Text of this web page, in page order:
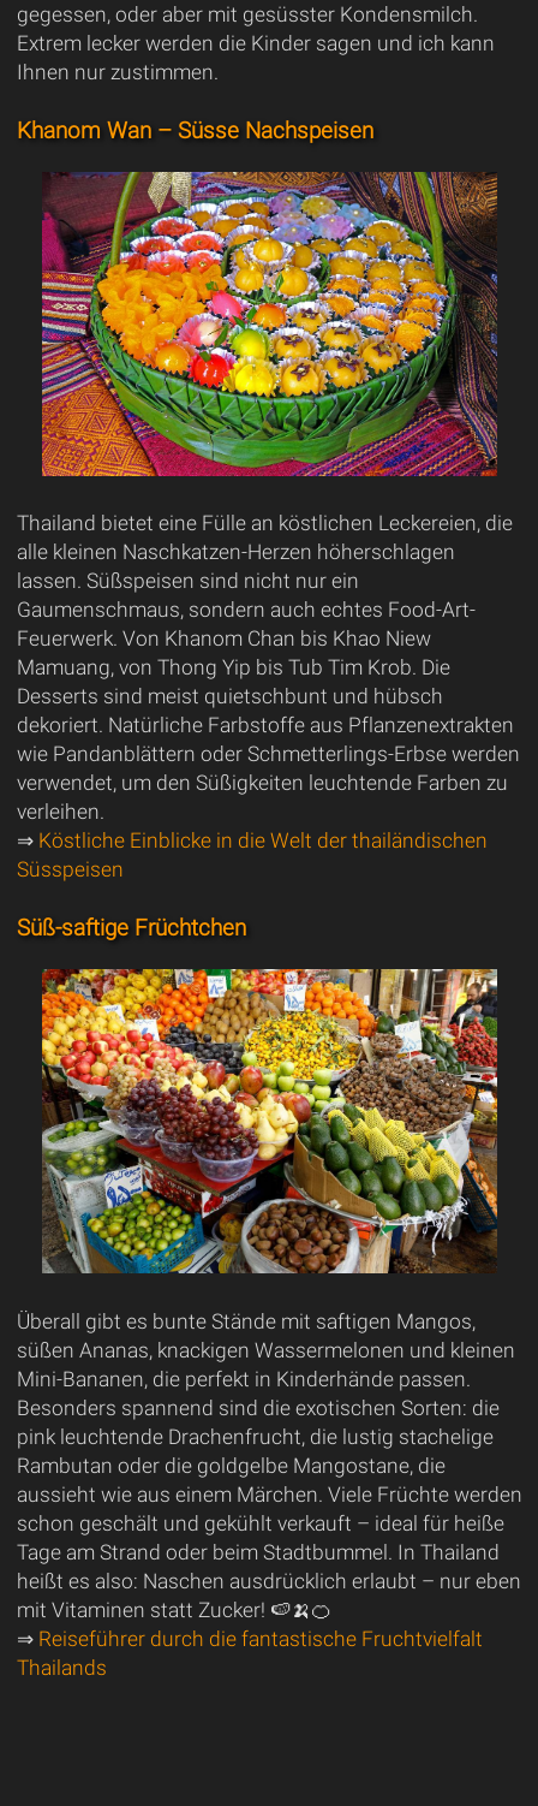
gegessen, oder aber mit gesüsster Kondensmilch.
Extrem lecker werden die Kinder sagen und ich kann
Ihnen nur zustimmen.
Khanom Wan – Süsse Nachspeisen
Thailand bietet eine Fülle an köstlichen Leckereien, die
alle kleinen Naschkatzen-Herzen höherschlagen
lassen. Süßspeisen sind nicht nur ein
Gaumenschmaus, sondern auch echtes Food-Art-
Feuerwerk. Von Khanom Chan bis Khao Niew
Mamuang, von Thong Yip bis Tub Tim Krob. Die
Desserts sind meist quietschbunt und hübsch
dekoriert. Natürliche Farbstoffe aus Pflanzenextrakten
wie Pandanblättern oder Schmetterlings-Erbse werden
verwendet, um den Süßigkeiten leuchtende Farben zu
verleihen.
⇒ Köstliche Einblicke in die Welt der thailändischen
Süsspeisen
Süß-saftige Früchtchen
Überall gibt es bunte Stände mit saftigen Mangos,
süßen Ananas, knackigen Wassermelonen und kleinen
Mini-Bananen, die perfekt in Kinderhände passen.
Besonders spannend sind die exotischen Sorten: die
pink leuchtende Drachenfrucht, die lustig stachelige
Rambutan oder die goldgelbe Mangostane, die
aussieht wie aus einem Märchen. Viele Früchte werden
schon geschält und gekühlt verkauft – ideal für heiße
Tage am Strand oder beim Stadtbummel. In Thailand
heißt es also: Naschen ausdrücklich erlaubt – nur eben
mit Vitaminen statt Zucker! 🍉🍌🍊
⇒ Reiseführer durch die fantastische Fruchtvielfalt
Thailands